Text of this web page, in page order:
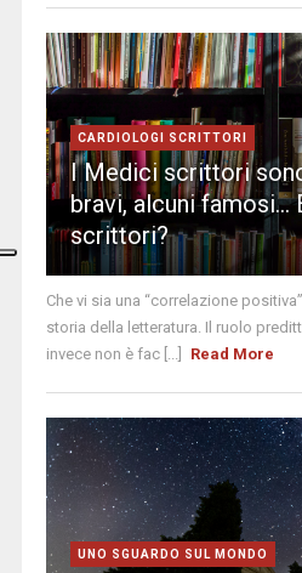
CARDIOLOGI SCRITTORI
I Medici scrittori
bravi, alcuni famosi…
scrittori?
Che vi sia una “correlazione
storia della letteratura. Il ruolo
invece non è fac [...]
Read More
UNO SGUARDO SUL MONDO